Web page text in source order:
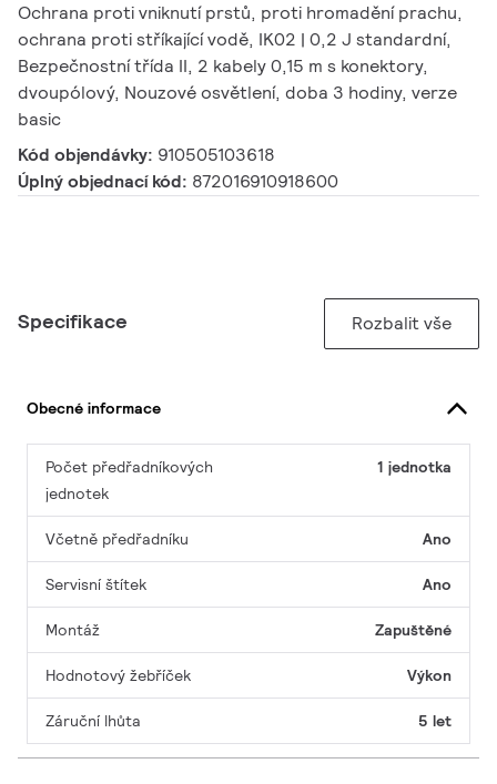
Ochrana proti vniknutí prstů, proti hromadění prachu,
ochrana proti stříkající vodě, IK02 | 0,2 J standardní,
Bezpečnostní třída II, 2 kabely 0,15 m s konektory,
dvoupólový, Nouzové osvětlení, doba 3 hodiny, verze
basic
Kód objendávky: 910505103618
Úplný objednací kód: 872016910918600
Specifikace Rozbalit vše
Obecné informace
Počet předřadníkových
jednotek
1 jednotka
Včetně předřadníku Ano
Servisní štítek Ano
Montáž Zapuštěné
Hodnotový žebříček Výkon
Záruční lhůta 5 let